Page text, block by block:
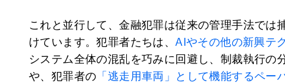
これと並行して、金融犯罪は従来の管理手法では
けています。犯罪者たちは、AIやその他の新興テ
システム全体の混乱を巧みに回避し、制裁執行の
や、犯罪者の 「逃走用車両」として機能するペー